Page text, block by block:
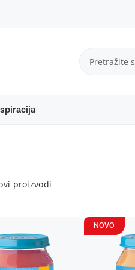
proizvodi
NOVO